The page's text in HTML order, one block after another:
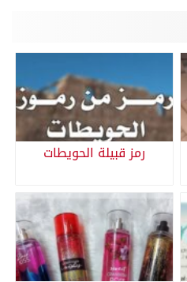
رمز قبيلة الحويطات